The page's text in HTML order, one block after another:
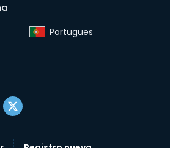
Portugues‎